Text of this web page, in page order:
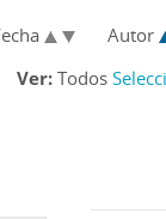
Autor
Ver: Todos